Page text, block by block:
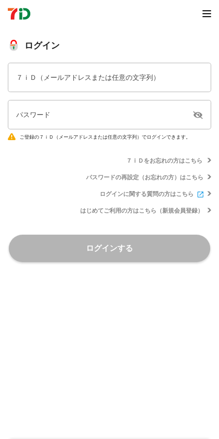
ログイン
７ｉＤ（メールアドレスまたは任意の文字列）
パスワード
ご登録の７ｉＤ（メールアドレスまたは任意の文字列）でログインできます。
７ｉＤをお忘れの方はこちら
パスワードの再設定（お忘れの方）はこちら
ログインに関する質問の方はこちら
はじめてご利用の方はこちら（新規会員登録）
ログインする